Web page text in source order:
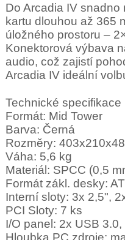
Do Arcadia IV
kartu dlouhou až 365
úložného prostoru –
Konektorová výbava
audio, což zajistí
Arcadia IV ideální
Technické specifikace
Formát: Mid Tower
Barva: Černá
Rozměry:
Váha: 5,6 kg
Materiál: SPCC (0,5
Formát zákl. desky:
Interní sloty: 3x 2,5",
PCI Sloty: 7 ks
I/O panel: 2x USB
Hloubka PC zdroje: